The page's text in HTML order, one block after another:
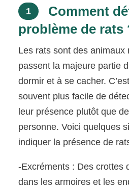
1
Comment
problème de rats
Les rats sont des animaux
passent la majeure partie
dormir et à se cacher.
souvent plus facile de
leur présence plutôt que
personne. Voici quelques
indiquer la présence de
-Excréments : Des crottes
dans les armoires et les